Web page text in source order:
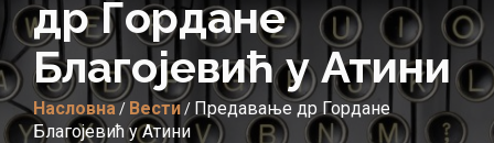
др Горданe
Благојевић у Атини
Насловна/ Вести/ Предавање др Горданe
Благојевић у Атини